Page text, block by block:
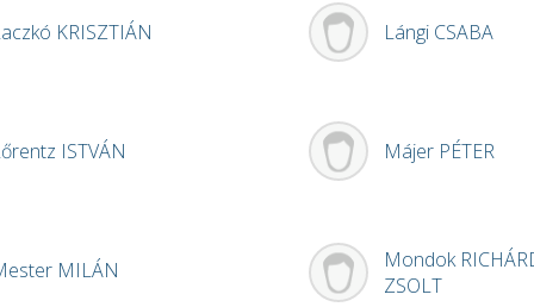
KRISZTIÁN
ISTVÁN
MILÁN
Lángi CSABA
Májer PÉTER
Mondok
ZSOLT